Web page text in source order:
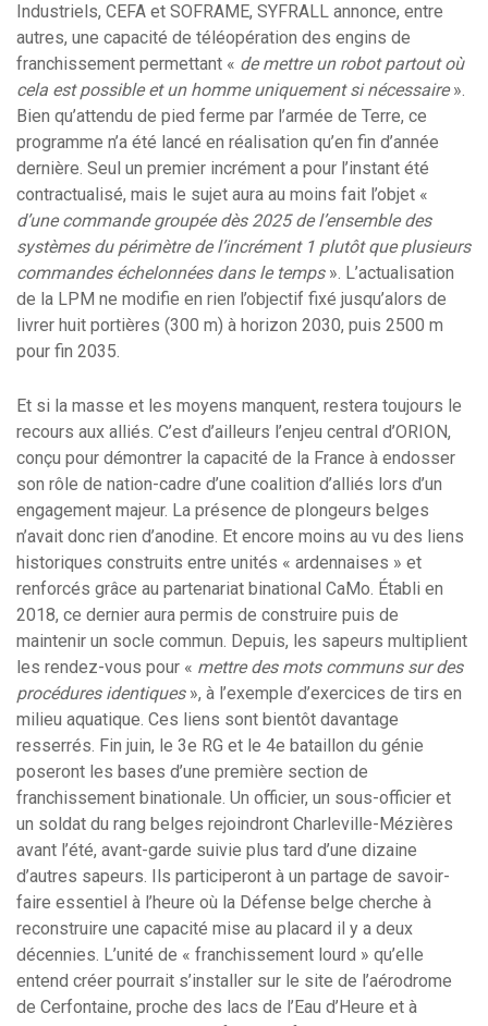
Industriels, CEFA et SOFRAME, SYFRALL annonce, entre
autres, une capacité de téléopération des engins de
franchissement permettant « de mettre un robot partout où
cela est possible et un homme uniquement si nécessaire».
Bien qu’attendu de pied ferme par l’armée de Terre, ce
programme n’a été lancé en réalisation qu’en fin d’année
dernière. Seul un premier incrément a pour l’instant été
contractualisé, mais le sujet aura au moins fait l’objet «
d’une commande groupée dès 2025 de l’ensemble des
systèmes du périmètre de l’incrément 1 plutôt que plusieurs
commandes échelonnées dans le temps ». L’actualisation
de la LPM ne modifie en rien l’objectif fixé jusqu’alors de
livrer huit portières (300 m) à horizon 2030, puis 2500 m
pour fin 2035.
Et si la masse et les moyens manquent, restera toujours le
recours aux alliés. C’est d’ailleurs l’enjeu central d’ORION,
conçu pour démontrer la capacité de la France à endosser
son rôle de nation-cadre d’une coalition d’alliés lors d’un
engagement majeur. La présence de plongeurs belges
n’avait donc rien d’anodine. Et encore moins au vu des liens
historiques construits entre unités « ardennaises » et
renforcés grâce au partenariat binational CaMo. Établi en
2018, ce dernier aura permis de construire puis de
maintenir un socle commun. Depuis, les sapeurs multiplient
les rendez-vous pour « mettre des mots communs sur des
procédures identiques», à l’exemple d’exercices de tirs en
milieu aquatique. Ces liens sont bientôt davantage
resserrés. Fin juin, le 3e RG et le 4e bataillon du génie
poseront les bases d’une première section de
franchissement binationale. Un officier, un sous-officier et
un soldat du rang belges rejoindront Charleville-Mézières
avant l’été, avant-garde suivie plus tard d’une dizaine
d’autres sapeurs. Ils participeront à un partage de savoir-
faire essentiel à l’heure où la Défense belge cherche à
reconstruire une capacité mise au placard il y a deux
décennies. L’unité de « franchissement lourd » qu’elle
entend créer pourrait s’installer sur le site de l’aérodrome
de Cerfontaine, proche des lacs de l’Eau d’Heure et à